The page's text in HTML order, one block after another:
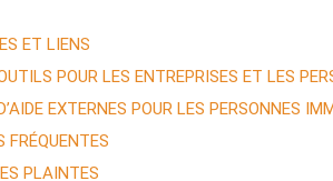
ET LIENS
POUR LES ENTREPRISES ET LES
EXTERNES POUR LES PERSONNES
FRÉQUENTES
PLAINTES